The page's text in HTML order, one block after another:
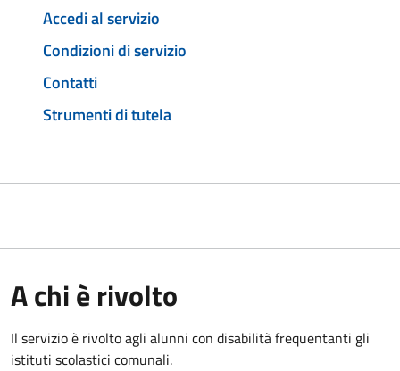
Accedi al servizio
Condizioni di servizio
Contatti
Strumenti di tutela
A chi è rivolto
Il servizio è rivolto agli alunni con disabilità frequentanti gli
istituti scolastici comunali.